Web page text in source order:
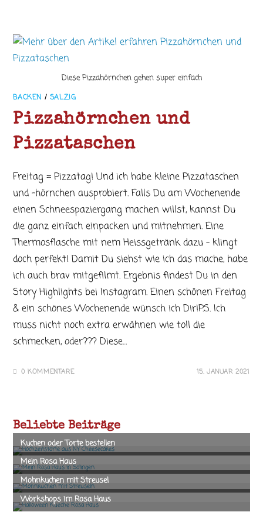
Diese Pizzahörnchen gehen super einfach
BACKEN / SALZIG
Pizzahörnchen und
Pizzataschen
Freitag = Pizzatag! Und ich habe kleine Pizzataschen
und -hörnchen ausprobiert. Falls Du am Wochenende
einen Schneespaziergang machen willst, kannst Du
die ganz einfach einpacken und mitnehmen. Eine
Thermosflasche mit nem Heissgetränk dazu - klingt
doch perfekt! Damit Du siehst wie ich das mache, habe
ich auch brav mitgefilmt. Ergebnis findest Du in den
Story Highlights bei Instagram. Einen schönen Freitag
& ein schönes Wochenende wünsch ich Dir!P.S. Ich
muss nicht noch extra erwähnen wie toll die
schmecken, oder??? Diese…
0 KOMMENTARE 15. JANUAR 2021
Beliebte Beiträge